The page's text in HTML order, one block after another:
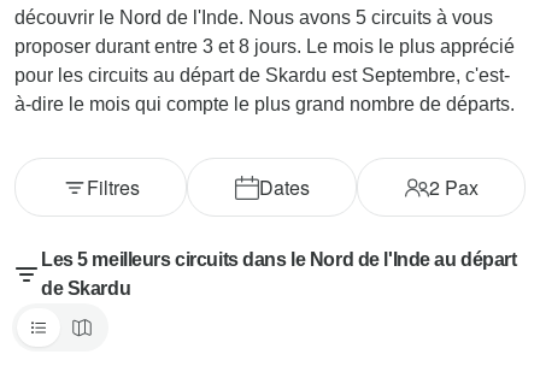
découvrir le Nord de l'Inde. Nous avons 5 circuits à vous
proposer durant entre 3 et 8 jours. Le mois le plus apprécié
pour les circuits au départ de Skardu est Septembre, c'est-
à-dire le mois qui compte le plus grand nombre de départs.
Dates 2Pax
Filtres
Les 5 meilleurs circuits dans le Nord de l'Inde au départ
de Skardu